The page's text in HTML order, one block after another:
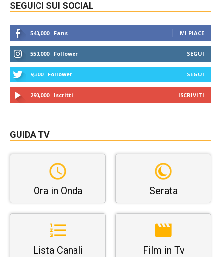
SEGUICI SUI SOCIAL
540,000 Fans MI PIACE
550,000 Follower SEGUI
9,300 Follower SEGUI
290,000 Iscritti ISCRIVITI
GUIDA TV
Ora in Onda Serata
Lista Canali Film in Tv